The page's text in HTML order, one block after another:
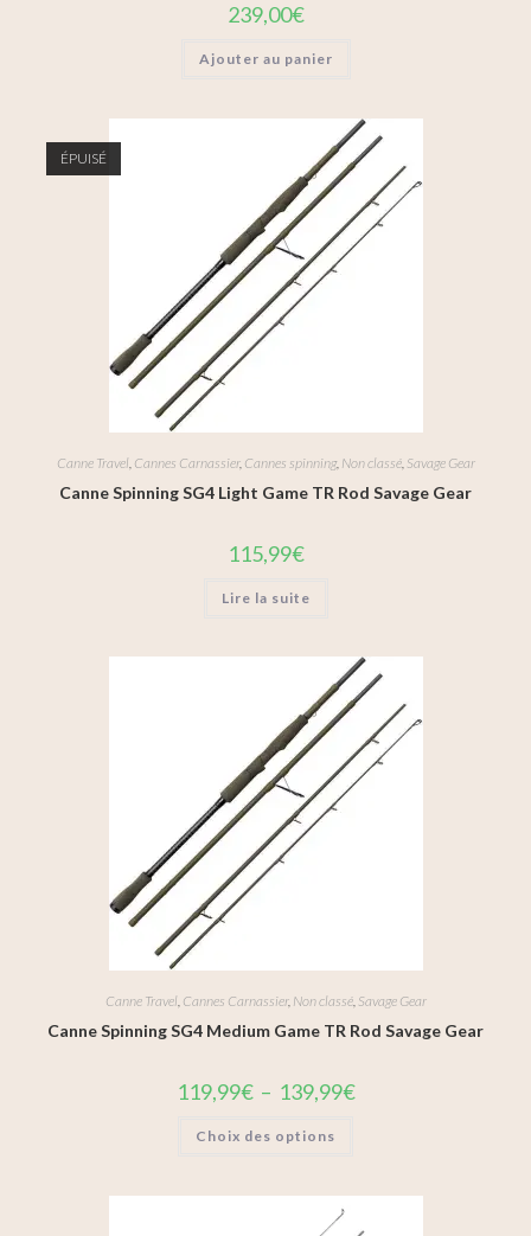
239,00€
Ajouter au panier
ÉPUISÉ
Canne Travel Cannes Carnassier, Cannes spinning, Non classé, Savage Gear
Canne Spinning SG4 Light Game TR Rod Savage Gear
115,99€
Lire la suite
Canne Travel, Cannes Carnassier, Non classé, Savage Gear
Canne Spinning SG4 Medium Game TR Rod Savage Gear
119,99€ – 139,99€
Choix des options